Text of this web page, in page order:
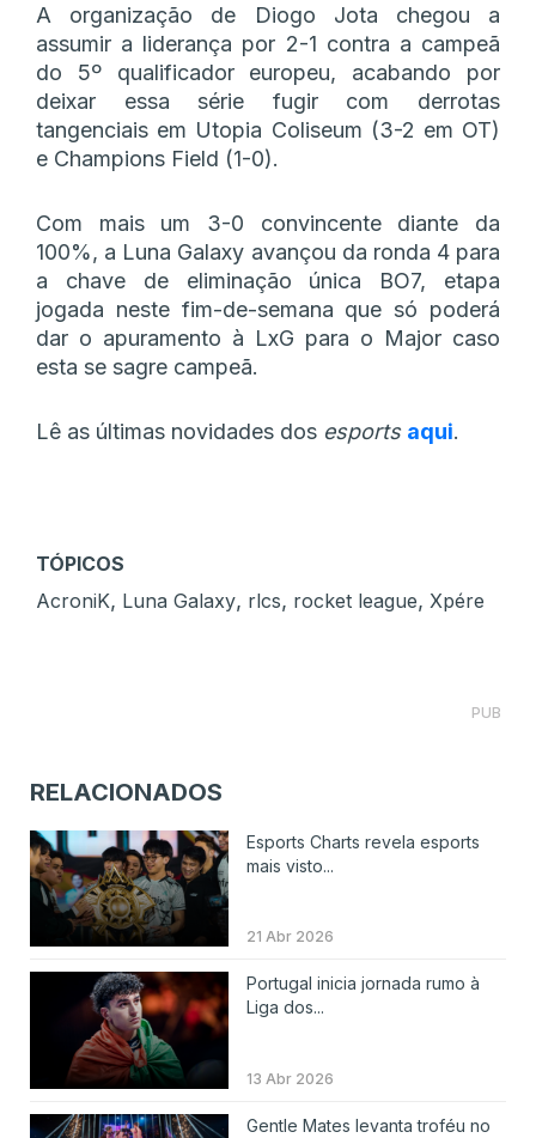
A organização de Diogo Jota chegou a
assumir a liderança por 2-1 contra a campeã
do 5º qualificador europeu, acabando por
deixar essa série fugir com derrotas
tangenciais em Utopia Coliseum (3-2 em OT)
e Champions Field (1-0).
Com mais um 3-0 convincente diante da
100%, a Luna Galaxy avançou da ronda 4 para
a chave de eliminação única BO7, etapa
jogada neste fim-de-semana que só poderá
dar o apuramento à LxG para o Major caso
esta se sagre campeã.
Lê as últimas novidades dos esports aqui.
TÓPICOS
AcroniK, Luna Galaxy, rlcs, rocket league, Xpére
PUB
RELACIONADOS
Esports Charts revela esports
mais visto...
21 Abr 2026
Portugal inicia jornada rumo à
Liga dos...
13 Abr 2026
Gentle Mates levanta troféu no